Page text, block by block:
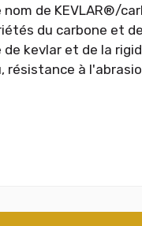
de KEVLAR®/
du carbone et
kevlar et de la
résistance à